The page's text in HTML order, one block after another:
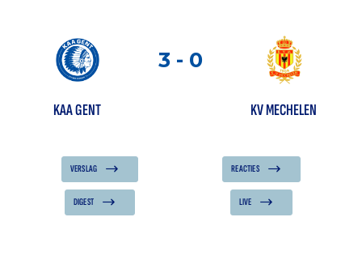
3 - 0
KAA GENT KV MECHELEN
VERSLAG REACTIES
DIGEST LIVE